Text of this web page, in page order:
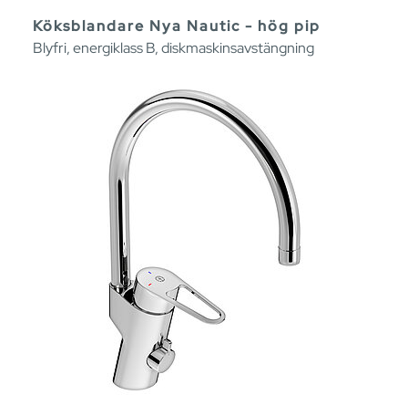
Köksblandare Nya Nautic - hög pip
Blyfri, energiklass B, diskmaskinsavstängning